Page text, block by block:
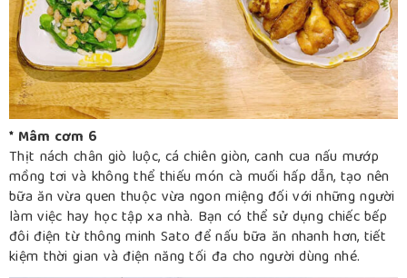
* Mâm cơm 6
Thịt nách chân giò luộc, cá chiên giòn, canh cua nấu mướp
mồng tơi và không thể thiếu món cà muối hấp dẫn, tạo nên
bữa ăn vừa quen thuộc vừa ngon miệng đối với những người
làm việc hay học tập xa nhà. Bạn có thể sử dụng chiếc bếp
đôi điện từ thông minh Sato để nấu bữa ăn nhanh hơn, tiết
kiệm thời gian và điện năng tối đa cho người dùng nhé.